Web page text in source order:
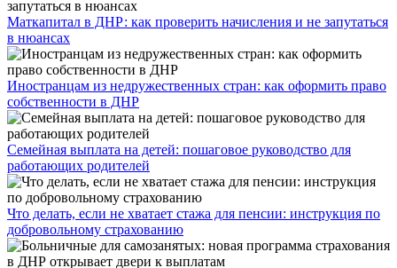
​Маткапитал в ДНР: как проверить начисления и не запутаться
в нюансах
Иностранцам из недружественных стран: как оформить право
собственности в ДНР
Семейная выплата на детей: пошаговое руководство для
работающих родителей
Что делать, если не хватает стажа для пенсии: инструкция по
добровольному страхованию